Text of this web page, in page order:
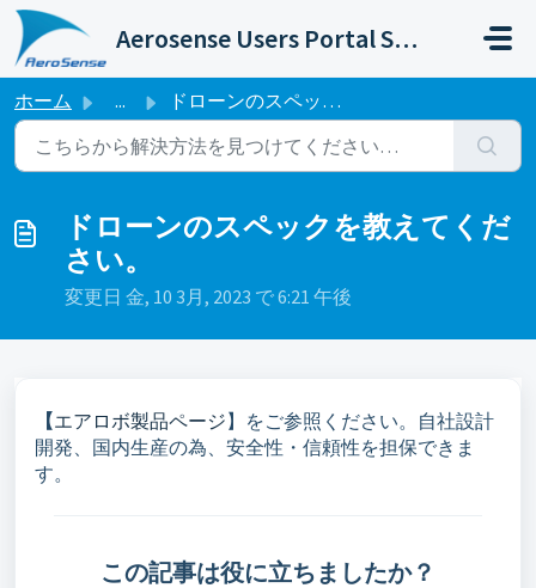
メインコンテンツに移動
Aerosense Users Portal Site
ホーム ... ドローンのスペックを教えてください。
ドローンのスペックを教えてくだ
さい。
変更日 金, 10 3月, 2023 で 6:21 午後
【エアロボ製品ページ】をご参照ください。自社設計
開発、国内生産の為、安全性・信頼性を担保できま
す。
この記事は役に立ちましたか？